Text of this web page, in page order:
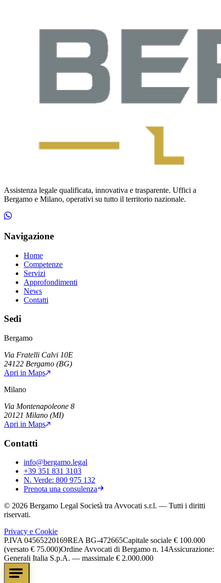
Assistenza legale qualificata, innovativa e trasparente. Uffici a
Bergamo e Milano, operativi su tutto il territorio nazionale.
Navigazione
Home
Competenze
Servizi
Approfondimenti
News
Contatti
Sedi
Bergamo
Via Fratelli Calvi 10E
24122 Bergamo (BG)
Apri in Maps
Milano
Via Montenapoleone 8
20121 Milano (MI)
Apri in Maps
Contatti
info@bergamo.legal
+39 351 831 3103
N. Verde: 800 975 132
Prenota una consulenza
© 2026 Bergamo Legal Società tra Avvocati s.r.l. — Tutti i diritti
riservati.
Privacy e Cookie
P.IVA04565220169REABG-472665Capitale sociale € 100.000
(versato € 75.000)Ordine Avvocati di Bergamo n. 14Assicurazione:
Generali Italia S.p.A. — massimale € 2.000.000